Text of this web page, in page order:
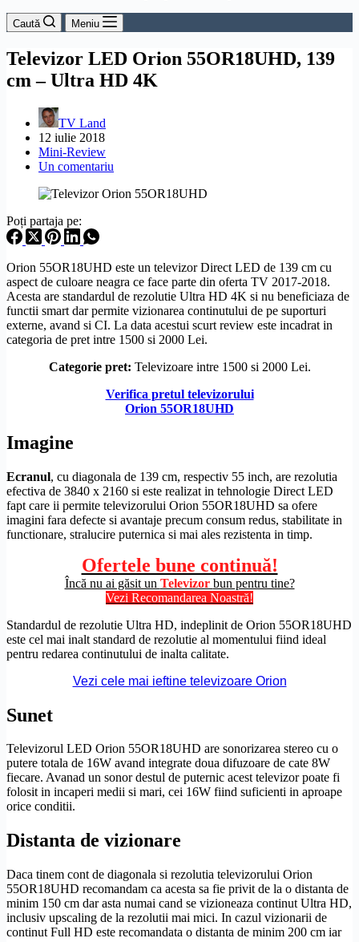
Caută Meniu
Televizor LED Orion 55OR18UHD, 139
cm – Ultra HD 4K
TV Land
12 iulie 2018
Mini-Review
Un comentariu
Poți partaja pe:
Orion 55OR18UHD este un televizorDirect LED de 139 cm cu
aspect de culoare neagra ce face parte din oferta TV 2017-2018.
Acesta are standardul de rezolutie Ultra HD 4K si nu beneficiaza de
functii smart dar permite vizionarea continutului de pe suporturi
externe, avand si CI. La data acestui scurt review este incadrat in
categoria de pret intre 1500 si 2000 Lei.
Categorie pret: Televizoare intre 1500 si 2000 Lei.
Verifica pretul televizorului
Orion 55OR18UHD
Imagine
Ecranul, cu diagonala de 139 cm, respectiv 55 inch, are rezolutia
efectiva de 3840 x 2160 si este realizat in tehnologie Direct LED
fapt care ii permite televizorului Orion 55OR18UHD sa ofere
imagini fara defecte si avantaje precum consum redus, stabilitate in
functionare, stralucire puternica si mai ales rezistenta in timp.
Ofertele bune continuă!
Încă nu ai găsit un Televizor bun pentru tine?
Vezi Recomandarea Noastră!
Standardul de rezolutie Ultra HD, indeplinit de Orion 55OR18UHD
este cel mai inalt standard de rezolutie al momentului fiind ideal
pentru redarea continutului de inalta calitate.
Vezi cele mai ieftine televizoare Orion
Sunet
Televizorul LED Orion 55OR18UHD are sonorizarea stereo cu o
putere totala de 16W avand integrate doua difuzoare de cate 8W
fiecare. Avanad un sonor destul de puternic acest televizor poate fi
folosit in incaperi medii si mari, cei 16W fiind suficienti in aproape
orice conditii.
Distanta de vizionare
Daca tinem cont de diagonala si rezolutia televizorului Orion
55OR18UHD recomandam ca acesta sa fie privit de la o distanta de
minim 150 cm dar asta numai cand se vizioneaza continut Ultra HD,
inclusiv upscaling de la rezolutii mai mici. In cazul vizionarii de
continut Full HD este recomandata o distanta de minim 200 cm iar